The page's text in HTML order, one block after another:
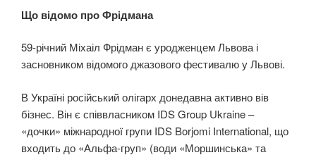
Що відомо про Фрідмана
59-річний Міхаіл Фрідман є уродженцем Львова і
засновником відомого джазового фестивалю у Львові.
В Україні російський олігарх донедавна активно вів
бізнес. Він є співвласником IDS Group Ukraine –
«дочки» міжнародної групи IDS Borjomi International, що
входить до «Альфа-груп» (води «Моршинська» та